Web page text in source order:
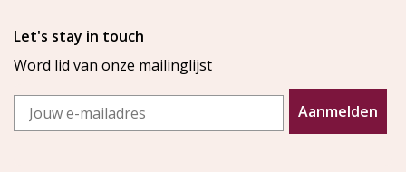
Let's stay in touch
Word lid van onze mailinglijst
Email
Aanmelden